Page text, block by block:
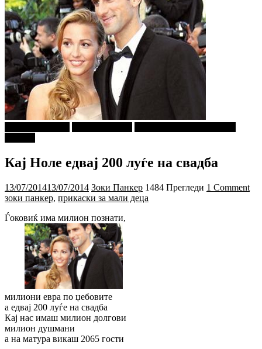
Кај Ноле едвај 200 луѓе на свадба
13/07/201413/07/2014 Зоки Панкер 1484 Прегледи 1 Comment
зоки панкер, прикаски за мали деца
Ѓоковиќ има милион познати,
милиони евра по џебовите
а едвај 200 луѓе на свадба
Кај нас имаш милион долгови
милион душмани
а на матура викаш 2065 гости